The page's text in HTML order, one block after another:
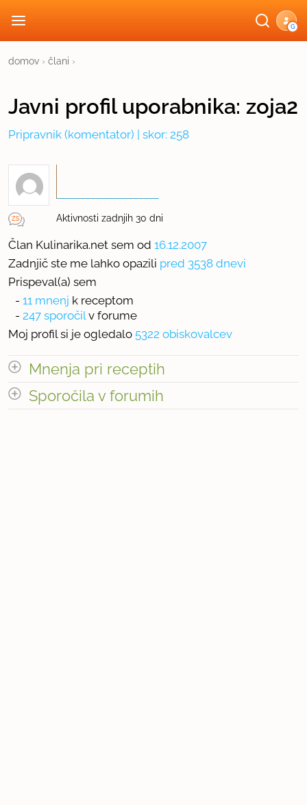
G
domov › člani ›
Javni profiluporabnika: zoja2
Pripravnik (komentator) | skor: 258
Aktivnosti zadnjih 30 dni
Član Kulinarika.net sem od 16.12.2007
Zadnjič ste me lahko opazili pred 3538 dnevi
Prispeval(a) sem
- 11 mnenj k receptom
- 247 sporočil v forume
Moj profil si je ogledalo 5322 obiskovalcev
Mnenja pri receptih
odpri vse
Sporočila v forumih